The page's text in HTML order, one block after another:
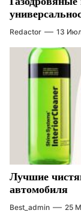
Redactor 13
Лучшие
автомобиля
Best_admin 25